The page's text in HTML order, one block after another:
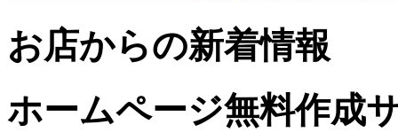
お店からの新着情報
ホームページ無料作成